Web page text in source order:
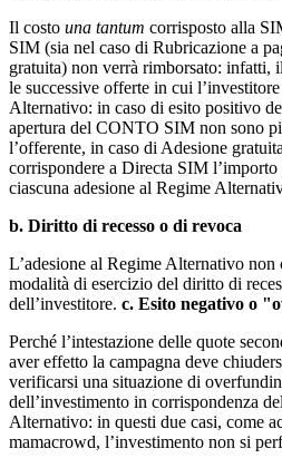
Il costo una tantum corrisposto alla
SIM (sia nel caso di Rubricazione a
gratuita) non verrà rimborsato: infatti,
le successive offerte in cui
Alternativo: in caso di esito positivo
apertura del CONTO SIM non sono
l’offerente, in caso di Adesione
corrispondere a Directa SIM
ciascuna adesione al Regime
b. Diritto di recesso o di revoca
L’adesione al Regime Alternativo
modalità di esercizio del diritto di
dell’investitore. c. Esito negativo o
Perché l’intestazione delle quote
aver effetto la campagna deve
verificarsi una situazione di
dell’investimento in corrispondenza
Alternativo: in questi due casi, come
mamacrowd, l’investimento non si